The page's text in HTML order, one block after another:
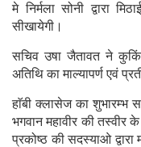
मे निर्मला सोनी द्वारा
सीखायेगी।
सचिव उषा जैतावत ने
अतिथि का माल्यापर्ण एवं
हाॅबी क्लासेज का शुभारम्भ
भगवान महावीर की
प्रकोष्ठ की सदस्याओ